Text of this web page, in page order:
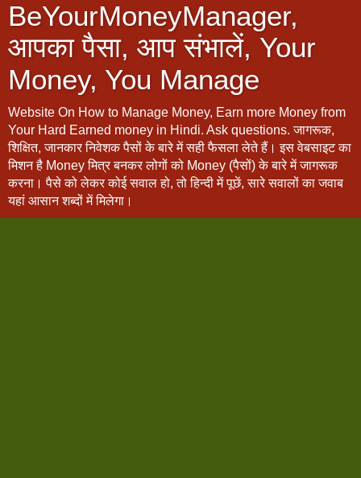
BeYourMoneyManager,
आपका पैसा, आप संभालें, Your
Money, You Manage
Website On How to Manage Money, Earn more Money from
Your Hard Earned money in Hindi. Ask questions. जागरूक,
शिक्षित, जानकार निवेशक पैसों के बारे में सही फैसला लेते हैं। इस वेबसाइट का
मिशन है Money मित्र बनकर लोगों को Money (पैसों) के बारे में जागरूक
करना। पैसे को लेकर कोई सवाल हो, तो हिन्दी में पूछें, सारे सवालों का जवाब
यहां आसान शब्दों में मिलेगा।